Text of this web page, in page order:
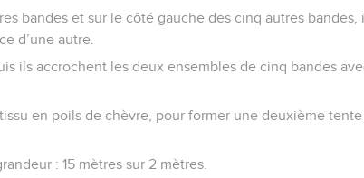
bandes et sur le côté gauche des cinq autres bandes,
d’une autre.
ils accrochent les deux ensembles de cinq bandes
en poils de chèvre, pour former une deuxième tente
: 15 mètres sur 2 mètres.